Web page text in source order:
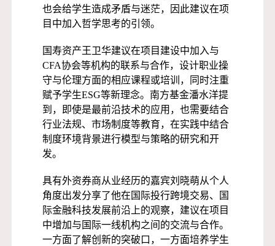
也会给学生造成矛盾与迷茫，因此建议在项
目中加入哲学思考的引领。
国寿资产王卫华建议在项目建设中加入与
CFA协会等机构的联系与合作，设计职业操
守与伦理方面的相应课程或培训，同时注重
赋予学生ESG等新理念。南方基金潘水洋提
到，即使是最前沿技术的应用，也需要结合
行业法规、市场制度等教育，在实践中结合
制度环境背景进行模型与策略的研究和开
发。
具有外资券商从业经历的嘉宾刘晓萌从个人
角度出发分享了他在国际投行跨境交易、国
际金融科技发展前沿上的观察，建议在项目
中增加与国际一线机构之间的交流与合作。
一方面了解创新的突破口，一方面培养学生